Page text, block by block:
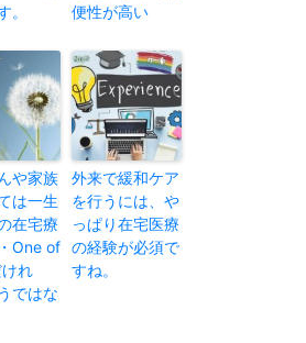
。
便性が高い
や家族
は一生
在宅療
One of
れ
ではな
外来で緩和ケア
を行うには、や
っぱり在宅医療
の経験が必須で
すね。